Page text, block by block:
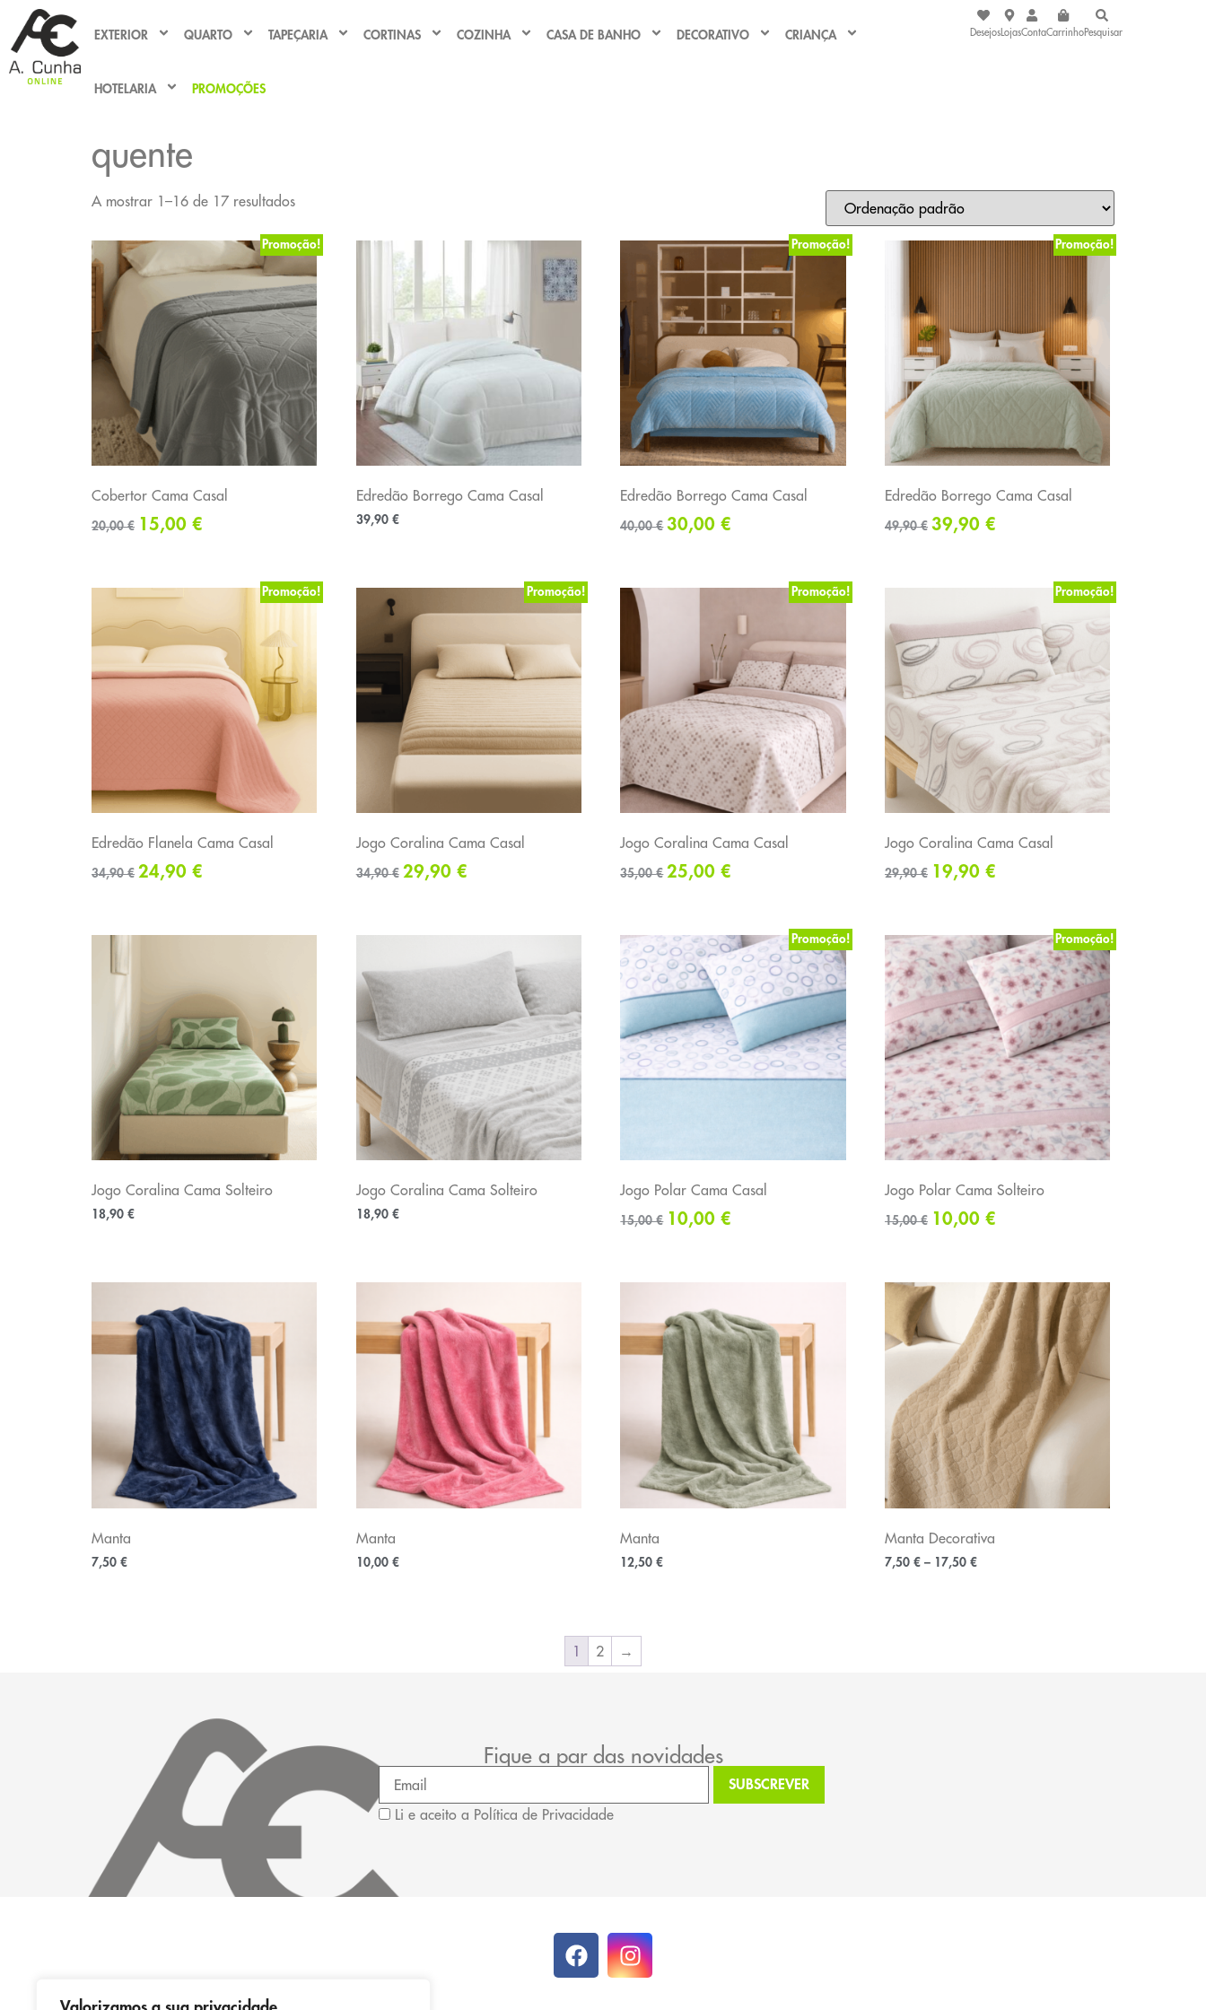
EXTERIOR QUARTO TAPEÇARIA CORTINAS COZINHA CASA DE BANHO DECORATIVO CRIANÇA
HOTELARIA PROMOÇÕES
DesejosLojasContaCarrinhoPesquisar
quente
A mostrar 1–16 de 17 resultados
Promoção!
Cobertor Cama Casal
20,00€ 15,00 €
Edredão Borrego Cama Casal
39,90 €
Promoção!
Edredão Borrego Cama Casal
40,00€ 30,00€
Promoção!
Edredão Borrego Cama Casal
49,90€ 39,90€
Promoção!
Edredão Flanela Cama Casal
34,90€ 24,90 €
Promoção!
Jogo Coralina Cama Casal
34,90€ 29,90 €
Promoção!
Jogo Coralina Cama Casal
35,00€ 25,00€
Promoção!
Jogo Coralina Cama Casal
29,90€ 19,90€
Jogo Coralina Cama Solteiro
18,90 €
Jogo Coralina Cama Solteiro
18,90 €
Promoção!
Jogo Polar Cama Casal
15,00€ 10,00€
Promoção!
Jogo Polar Cama Solteiro
15,00€ 10,00€
Manta
7,50 €
Manta
10,00 €
Manta
12,50€
Manta Decorativa
7,50€ – 17,50€
1 2 →
Fique a par das novidades
Li e aceito a Política de Privacidade